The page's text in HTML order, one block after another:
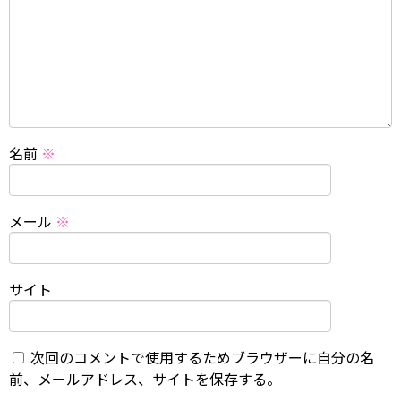
名前 ※
メール ※
サイト
次回のコメントで使用するためブラウザーに自分の名
前、メールアドレス、サイトを保存する。